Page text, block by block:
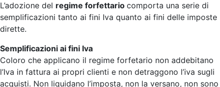
L’adozione del regime forfettario comporta una serie di
semplificazioni tanto ai fini Iva quanto ai fini delle imposte
dirette.
Semplificazioni ai fini Iva
Coloro che applicano il regime forfetario non addebitano
l’Iva in fattura ai propri clienti e non detraggono l’iva sugli
acquisti. Non liquidano l’imposta, non la versano, non sono